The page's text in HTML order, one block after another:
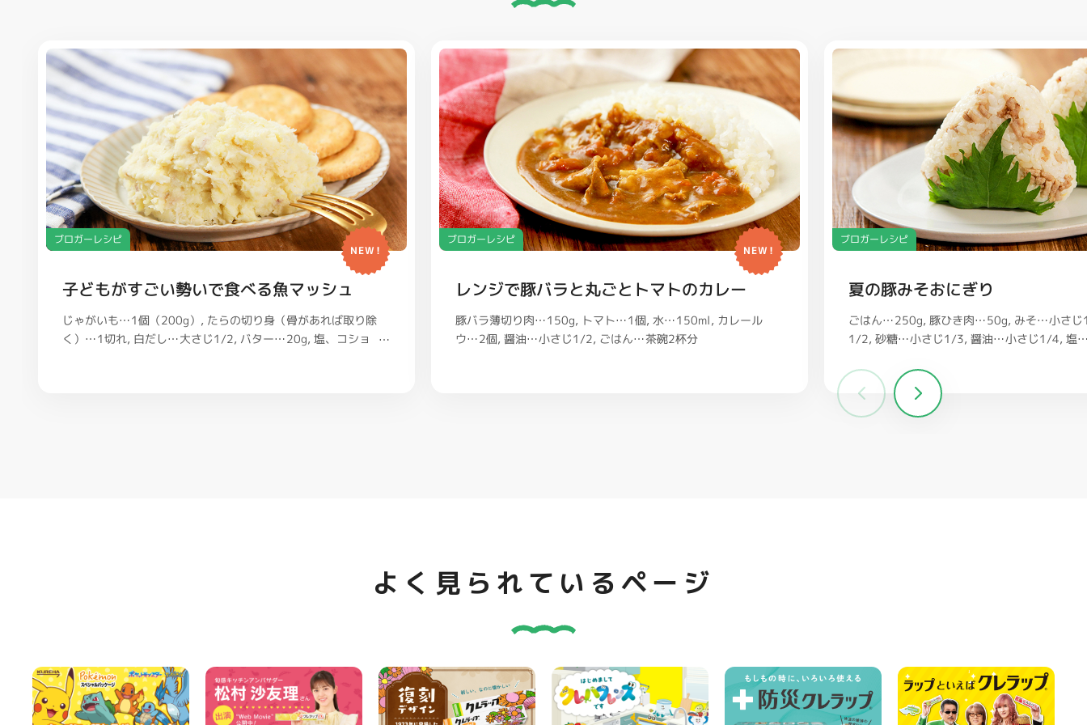
ブロガーレシピ
NEW!
子どもがすごい勢いで食べる魚マッシュ
じゃがいも…1個（200g） たらの切り身（骨があれば取り除
く）…1切れ 白だし…大さじ1/2 バター…20g 塩、コショ
ブロガーレシピ
NEW!
レンジで豚バラと丸ごとトマトのカレー
豚バラ薄切り肉…150g トマト…1個 水…150ml カレール
ウ…2個 醤油…小さじ1/2 ごはん…茶碗2杯分
ブロガーレシピ
夏の豚みそおにぎり
ごはん…250g 豚ひき肉…50g みそ…小さじ
1/2 砂糖…小さじ1/3 醤油…小さじ1/4 塩
よく見られているページ